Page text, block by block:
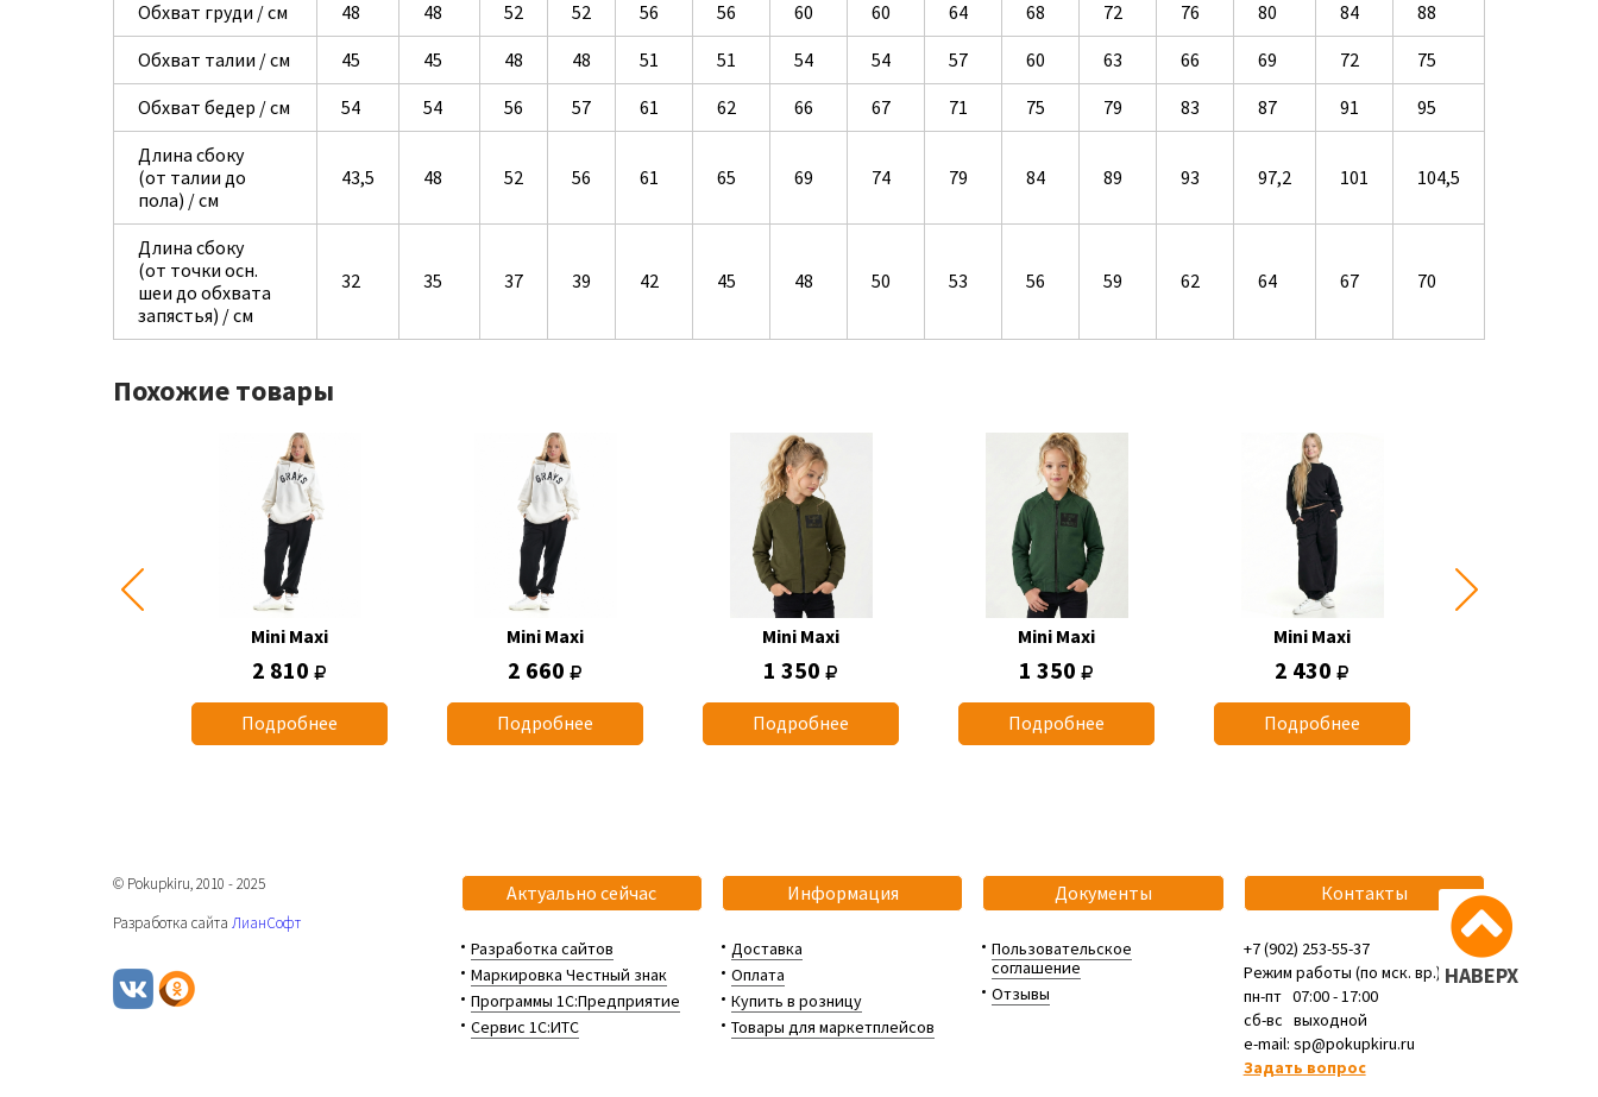
Обхват груди / см
48 48 52 52 56 56 60 60 64 68 72 76 80 84
88
Обхват талии / см
45 45 48 48 51 51 54 54 57 60 63 66 69 72
75
Обхват бедер / см
54 54 56 57 61 62 66 67 71 75 79 83 87 91
95
Длина сбоку
(от талии до
пола) / см
43,5 48 52 56 61 65 69 74 79 84 89 93 97,2 101 104,5
Длина сбоку
(от точки осн.
шеи до обхвата
запястья) / см
32 35 37 39 42 45 48 50 53 56 59 62 64 67 70
Похожие товары
Mini Maxi
2 810
Подробнее
Mini Maxi
2 660
Подробнее
Mini Maxi
1 350
Подробнее
Mini Maxi
1 350
Подробнее
Mini Maxi
2 430
Подробнее
НАВЕРХ
Актуально сейчас
Разработка сайтов
Маркировка Честный знак
Программы 1С:Предприятие
Сервис 1С:ИТС
Информация
Доставка
Оплата
Купить в розницу
Товары для маркетплейсов
Документы
Пользовательское
соглашение
Отзывы
Контакты
+7 (902) 253-55-37
Режим работы (по мск. вр.):
пн-пт 07:00 - 17:00
сб-вс выходной
e-mail: sp@pokupkiru.ru
Задать вопрос
© Pokupkiru, 2010 - 2025
Разработка сайта ЛианСофт